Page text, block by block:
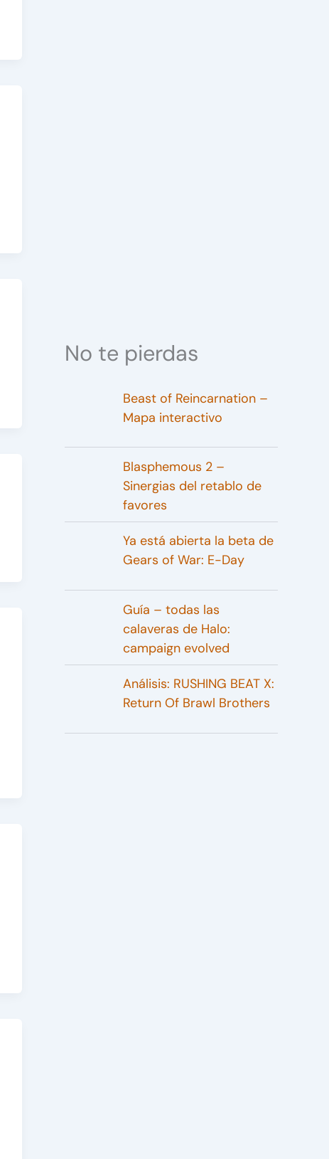
No te pierdas
Beast of Reincarnation –
Mapa interactivo
Blasphemous 2 –
Sinergias del retablo de
favores
Ya está abierta la beta de
Gears of War: E-Day
Guía – todas las
calaveras de Halo:
campaign evolved
Análisis: RUSHING BEAT X:
Return Of Brawl Brothers